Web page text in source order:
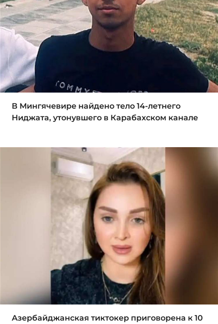
В Мингячевире найдено тело 14-летнего
Ниджата, утонувшего в Карабахском канале
Азербайджанская тиктокер приговорена к 10